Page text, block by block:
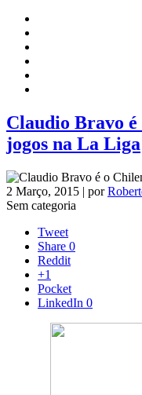
Claudio Bravo
jogos na La Liga
2 Março, 2015 | por
Sem categoria
Tweet
Share 0
Reddit
+1
Pocket
LinkedIn 0